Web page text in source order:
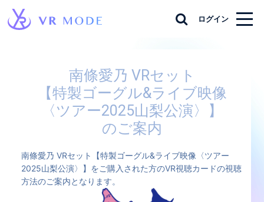
ログイン
南條愛乃 VRセット
【特製ゴーグル&ライブ映像
〈ツアー2025山梨公演〉】
のご案内
南條愛乃 VRセット【特製ゴーグル&ライブ映像〈ツアー
2025山梨公演〉】をご購入された方のVR視聴カードの視聴
方法のご案内となります。